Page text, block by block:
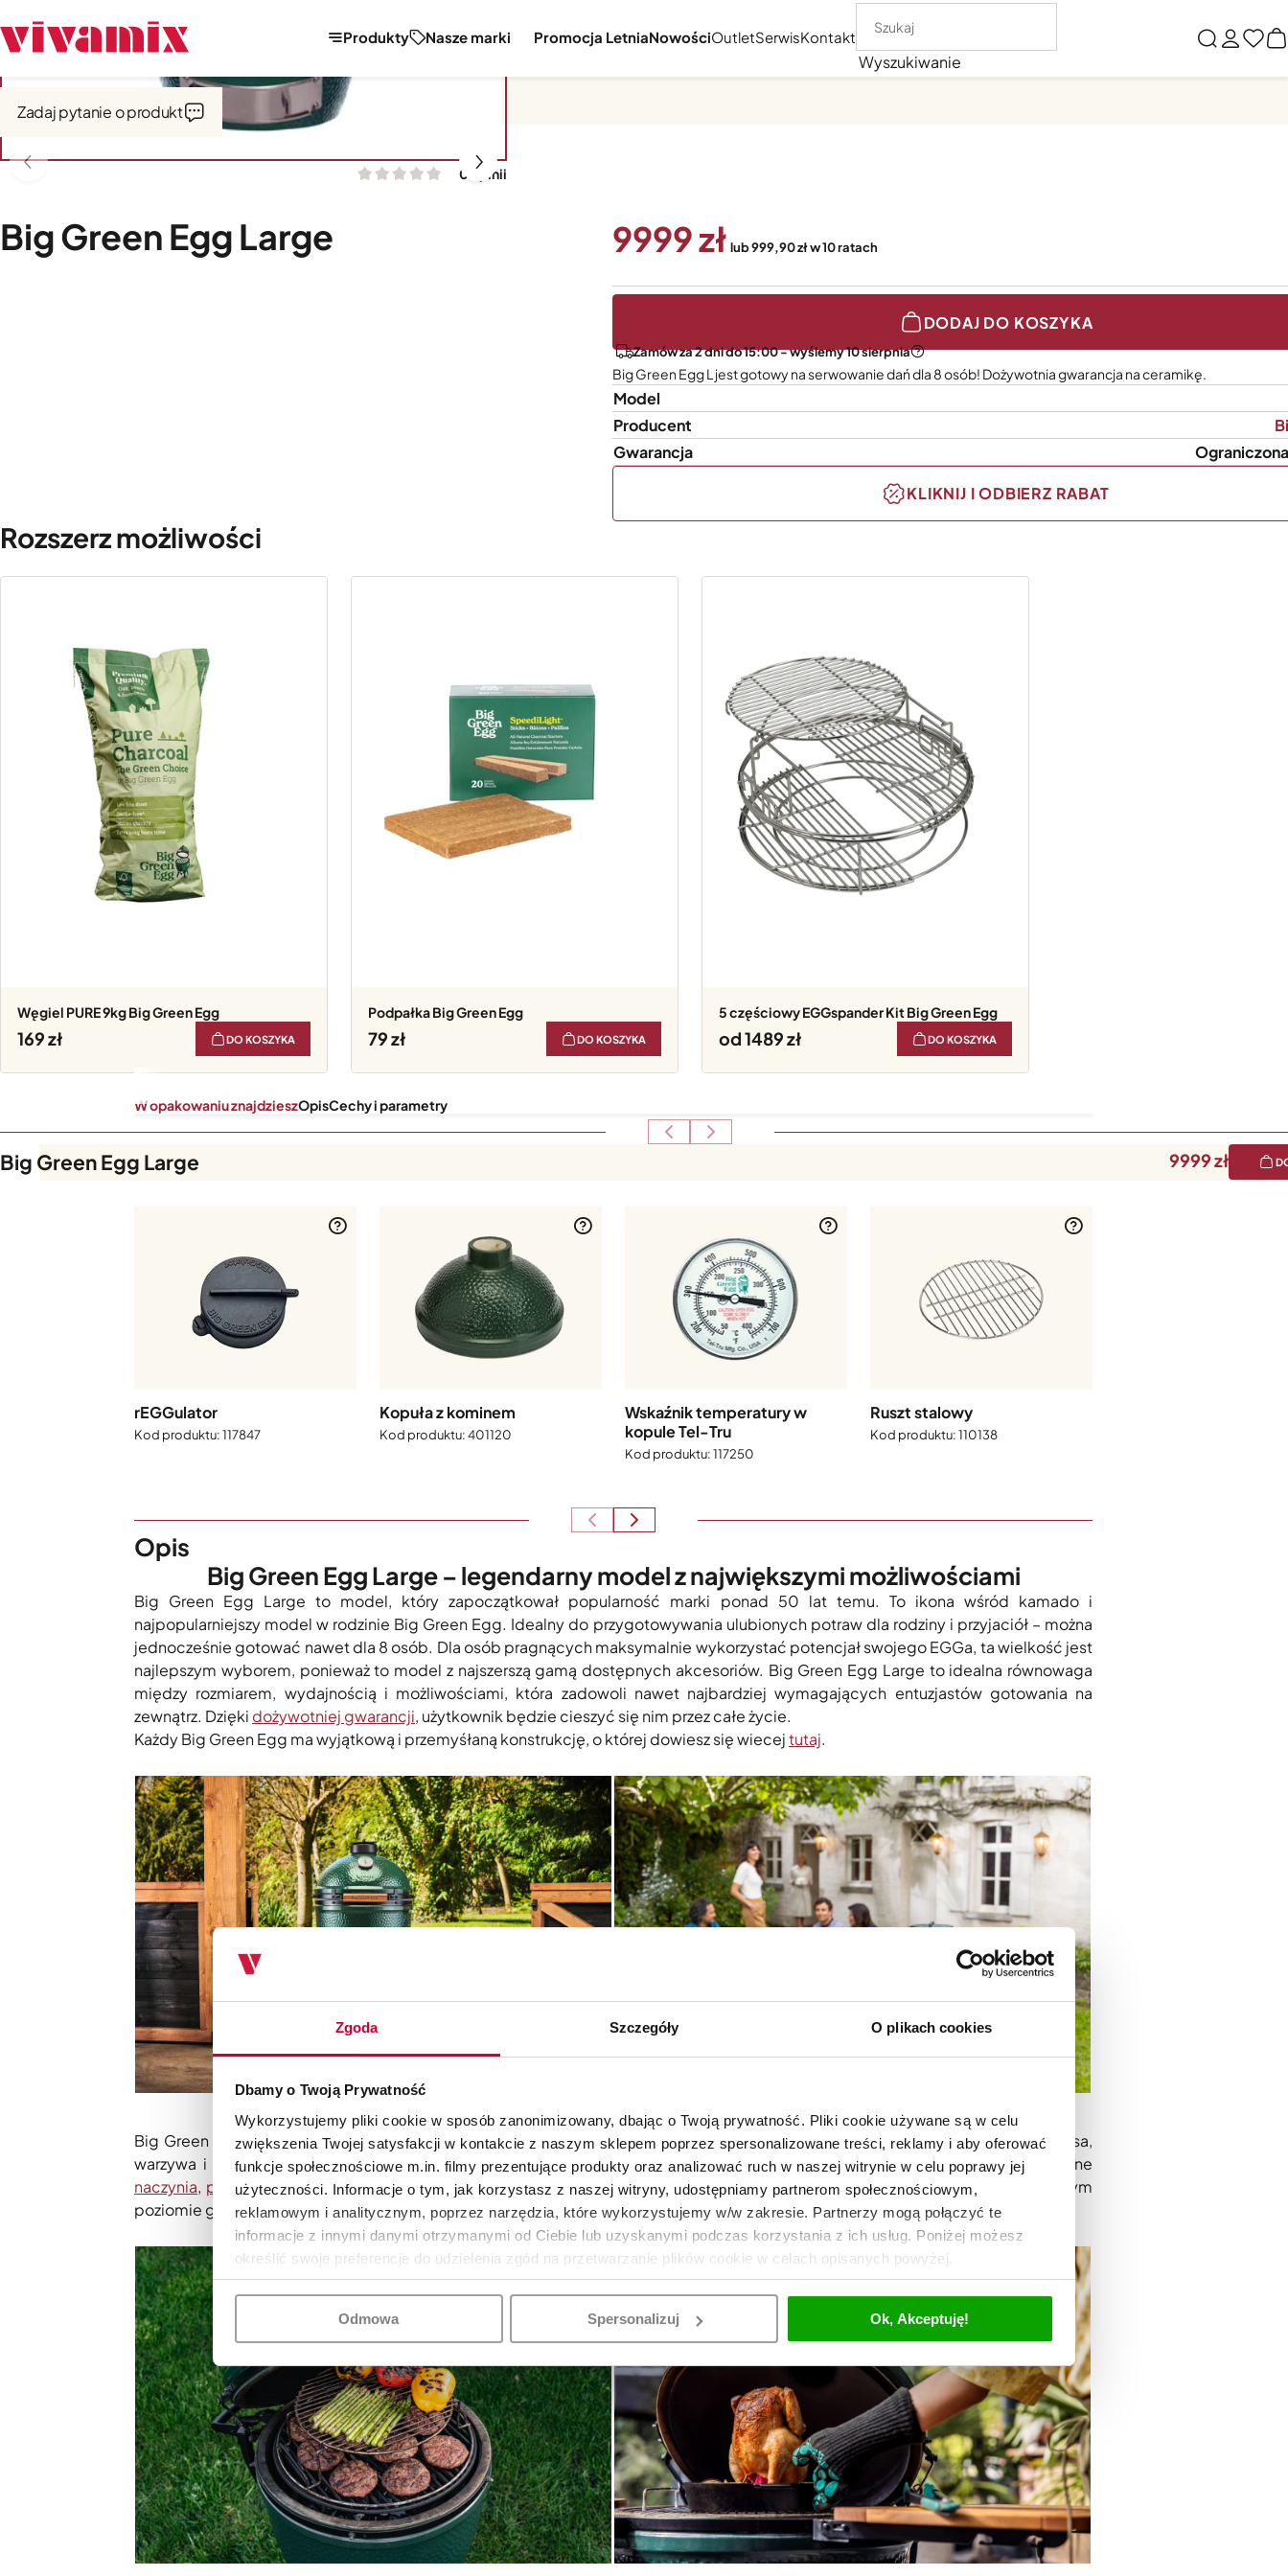
Zgoda Szczegóły O plikach cookies
Dbamy o Twoją Prywatność
Wykorzystujemy pliki cookie w sposób zanonimizowany, dbając o Twoją prywatność. Pliki cookie używane są w celu
zwiększenia Twojej satysfakcji w kontakcie z naszym sklepem poprzez spersonalizowane treści, reklamy i aby oferować
funkcje społecznościowe m.in. filmy prezentujące produkty oraz analizować ruch w naszej witrynie w celu poprawy jej
użyteczności. Informacje o tym, jak korzystasz z naszej witryny, udostępniamy partnerom społecznościowym,
reklamowym i analitycznym, poprzez narzędzia, które wykorzystujemy w/w zakresie. Partnerzy mogą połączyć te
informacje z innymi danymi otrzymanymi od Ciebie lub uzyskanymi podczas korzystania z ich usług. Poniżej możesz
określić swoje preferencje do udzielenia zgód na przetwarzanie plików cookie w celach opisanych powyżej.
Odmowa Spersonalizuj Ok, Akceptuję!
Produkty Nasze marki Promocja LetniaNowościOutletSerwisKontakt
Wyszukiwanie
Kuchnie zewnętrzne Big Green Egg Big Green Egg
0 opinii
Big Green Egg Large
Zadaj pytanie o produkt
9999 lub 999,90 zł w 10 ratach
DODAJ DO KOSZYKA
Zamów za 2 dni do 15:00 - wyślemy 10 sierpnia
Big Green Egg L jest gotowy na serwowanie dań dla 8 osób! Dożywotnia gwarancja na ceramikę.
Model
Producent
Gwarancja
KLIKNIJ I ODBIERZ RABAT
Rozszerz możliwości
Węgiel PURE 9kg Big Green Egg
169 DO KOSZYKA
Podpałka Big Green Egg
79 DO KOSZYKA
5 częściowy EGGspander Kit Big Green Egg
od 1489 DO KOSZYKA
Big Green Egg Large 9999
W opakowaniu znajdzieszOpisCechy i parametry
W opakowaniu znajdziesz
rEGGulator
117847
Kopuła z kominem
401120
Wskaźnik temperatury w
kopule Tel-Tru
117250
Ruszt stalowy
110138
Opis
Big Green Egg Large – legendarny model z największymi możliwościami
Big Green Egg Large to model, który zapoczątkował popularność marki ponad 50 lat temu. To ikona wśród kamado i
najpopularniejszy model w rodzinie Big Green Egg. Idealny do przygotowywania ulubionych potraw dla rodziny i przyjaciół – można
jednocześnie gotować nawet dla 8 osób. Dla osób pragnących maksymalnie wykorzystać potencjał swojego EGGa, ta wielkość jest
najlepszym wyborem, ponieważ to model z najszerszą gamą dostępnych akcesoriów. Big Green Egg Large to idealna równowaga
między rozmiarem, wydajnością i możliwościami, która zadowoli nawet najbardziej wymagających entuzjastów gotowania na
zewnątrz. Dzięki dożywotniej gwarancji, użytkownik będzie cieszyć się nim przez całe życie.
Każdy Big Green Egg ma wyjątkową i przemyśłaną konstrukcję, o której dowiesz się wiecejtutaj.
Przestrzeń dla kulinarnej kreatywności
Big Green Egg Large z rusztem o średnicy 46 centymetrów oferuje wystarczająco dużo miejsca, by grillować duże kawałki mięsa,
warzywa i ryby jednocześnie. Dzięki przestronnym wymiarom rusztu, EGG jest wielofunkcyjny – można na nim umieścić różne
naczynia, patelniei systemy wielopoziomowe (EGGspander Kit). Można smażyć wwokuna ruszcie, podczas gdy na dodatkowym
poziomie gotują się inne składniki. Można też piec duże pizze i ciasta za pomocą kamienia do pieczenia(Pizza Stone).